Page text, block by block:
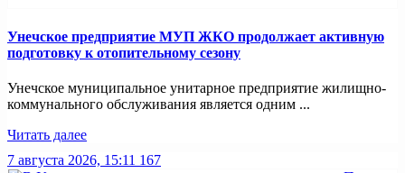
Унечское предприятие МУП ЖКО продолжает активную
подготовку к отопительному сезону
Унечское муниципальное унитарное предприятие жилищно-
коммунального обслуживания является одним ...
Читать далее
7 августа 2026, 15:11 167